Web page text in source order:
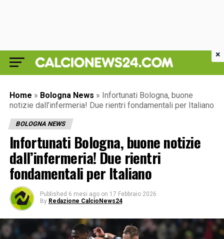
Home » Bologna News » Infortunati Bologna, buone
notizie dall’infermeria! Due rientri fondamentali per Italiano
BOLOGNA NEWS
Infortunati Bologna, buone notizie
dall’infermeria! Due rientri
fondamentali per Italiano
Published 6 mesi ago on 17 Febbraio 2026
By Redazione CalcioNews24
×